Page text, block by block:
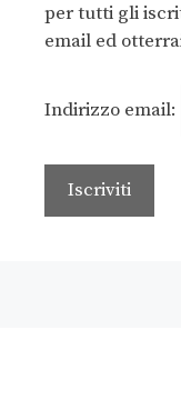
per tutti gli
email ed
Indirizzo email: